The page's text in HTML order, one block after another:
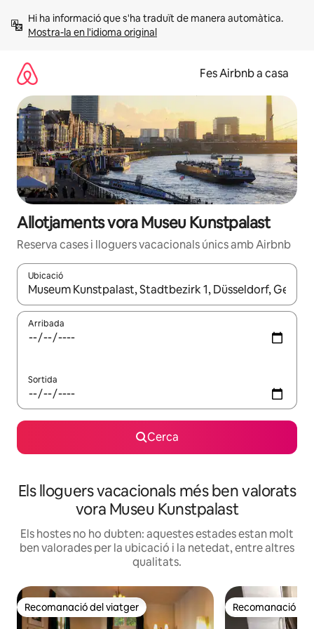
Mostra-la en l'idioma original
Fes Airbnb a casa
Allotjaments vora Museu Kunstpalast
Reserva cases i lloguers vacacionals únics amb Airbnb
Ubicació
Quan els resultats estiguin disponibles, podràs navegar-hi a
Arribada
Sortida
Cerca
Els lloguers vacacionals més ben valorats
vora Museu Kunstpalast
Els hostes no ho dubten: aquestes estades estan molt
ben valorades per la ubicació i la netedat, entre altres
qualitats.
Recomanació del viatger
Recomanació del viatger Recomanació
Recomanació